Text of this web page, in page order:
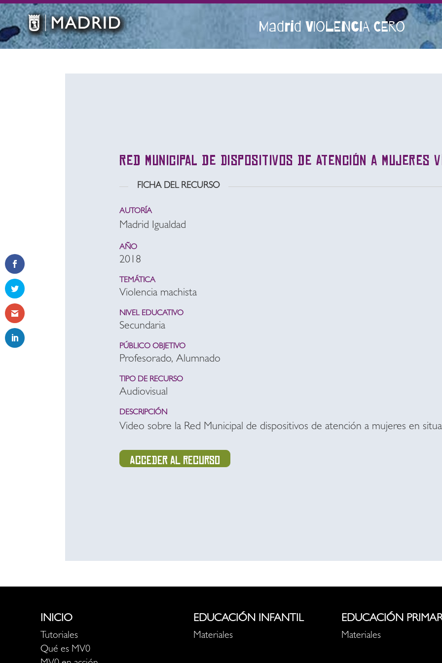
Madrid VIOLENCIA CERO
Red Municipal de Dispositivos de Atención a Mujeres
FICHA DEL RECURSO
AUTORÍA
Madrid Igualdad
AÑO
2018
TEMÁTICA
Violencia machista
NIVEL EDUCATIVO
Secundaria
PÚBLICO OBJETIVO
Profesorado, Alumnado
TIPO DE RECURSO
Audiovisual
DESCRIPCIÓN
Video sobre la Red Municipal de dispositivos de atención a mujeres en
Acceder al recurso
INICIO
Tutoriales
Qué es MV0
EDUCACIÓN INFANTIL
Materiales
EDUCACIÓN
Materiales